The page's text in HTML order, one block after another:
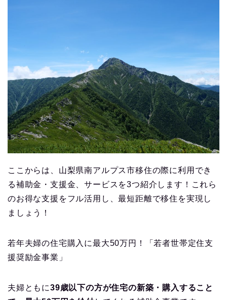
ここからは、山梨県南アルプス市移住の際に利用でき
る補助金・支援金、サービスを3つ紹介します！これら
のお得な支援をフル活用し、最短距離で移住を実現し
ましょう！
若年夫婦の住宅購入に最大50万円！「若者世帯定住支
援奨励金事業」
夫婦ともに39歳以下の方が住宅の新築・購入すること